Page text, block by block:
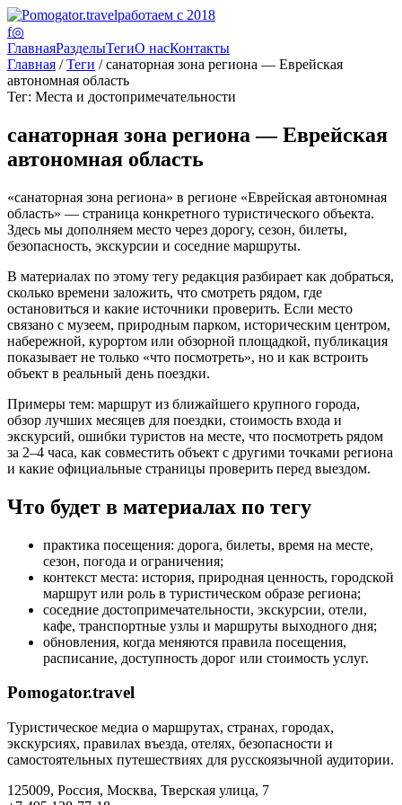
работаем с 2018
f◎
ГлавнаяРазделыТегиО насКонтакты
Главная /Теги / санаторная зона региона — Еврейская
автономная область
Тег: Места и достопримечательности
санаторная зона региона — Еврейская
автономная область
«санаторная зона региона» в регионе «Еврейская автономная
область» — страница конкретного туристического объекта.
Здесь мы дополняем место через дорогу, сезон, билеты,
безопасность, экскурсии и соседние маршруты.
В материалах по этому тегу редакция разбирает как добраться,
сколько времени заложить, что смотреть рядом, где
остановиться и какие источники проверить. Если место
связано с музеем, природным парком, историческим центром,
набережной, курортом или обзорной площадкой, публикация
показывает не только «что посмотреть», но и как встроить
объект в реальный день поездки.
Примеры тем: маршрут из ближайшего крупного города,
обзор лучших месяцев для поездки, стоимость входа и
экскурсий, ошибки туристов на месте, что посмотреть рядом
за 2–4 часа, как совместить объект с другими точками региона
и какие официальные страницы проверить перед выездом.
Что будет в материалах по тегу
практика посещения: дорога, билеты, время на месте,
сезон, погода и ограничения;
контекст места: история, природная ценность, городской
маршрут или роль в туристическом образе региона;
соседние достопримечательности, экскурсии, отели,
кафе, транспортные узлы и маршруты выходного дня;
обновления, когда меняются правила посещения,
расписание, доступность дорог или стоимость услуг.
Pomogator.travel
Туристическое медиа о маршрутах, странах, городах,
экскурсиях, правилах въезда, отелях, безопасности и
самостоятельных путешествиях для русскоязычной аудитории.
125009, Россия, Москва, Тверская улица, 7